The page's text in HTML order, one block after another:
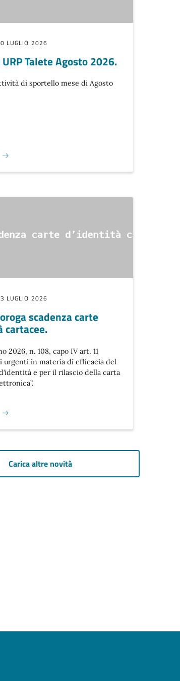
LUGLIO 2026
Talete Agosto 2026.
di sportello mese di Agosto
TALETE AGOSTO 2026. }
LUGLIO 2026
scadenza carte
cartacee.
2026, n. 108, capo IV art. 11
urgenti in materia di efficacia del
e per il rilascio della carta
SCADENZA CARTE D’IDENTITÀ CARTACEE. }
Carica altre novità